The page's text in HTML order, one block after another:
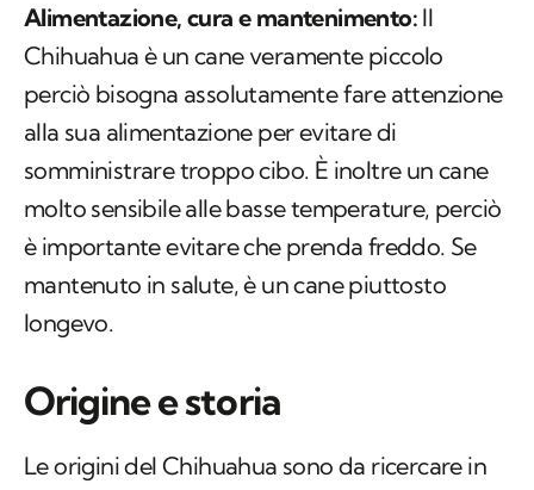
Alimentazione, cura e mantenimento: Il
Chihuahua è un cane veramente piccolo
perciò bisogna assolutamente fare attenzione
alla sua alimentazione per evitare di
somministrare troppo cibo. È inoltre un cane
molto sensibile alle basse temperature, perciò
è importante evitare che prenda freddo. Se
mantenuto in salute, è un cane piuttosto
longevo.
Origine e storia
Le origini del Chihuahua sono da ricercare in